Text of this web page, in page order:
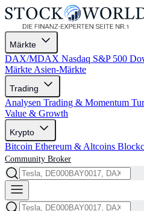
Märkte
DAX/MDAX Nasdaq S&P 500
Märkte Asien-Märkte
Trading
Analysen Trading & Momentum
Value & Growth
Krypto
Bitcoin Ethereum & Altcoins
Community Broker